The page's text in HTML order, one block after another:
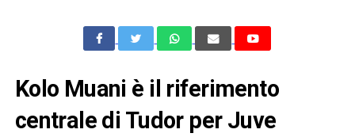
Kolo Muani è il riferimento
centrale di Tudor per Juve